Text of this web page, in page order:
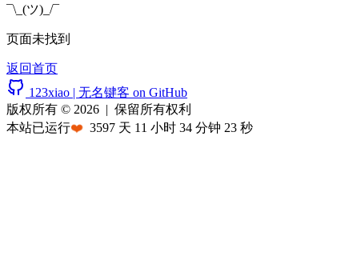
¯\_(ツ)_/¯
页面未找到
返回首页
123xiao | 无名键客 on GitHub
版权所有 © 2026 | 保留所有权利
本站已运行❤️ 3597 天 11 小时 34 分钟 23 秒